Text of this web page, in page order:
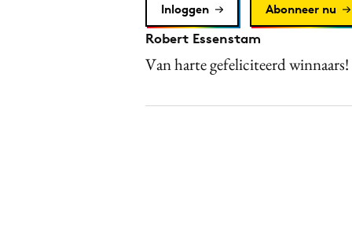
Inloggen Abonneer nu
Robert Essenstam
Van harte gefeliciteerd winnaars!